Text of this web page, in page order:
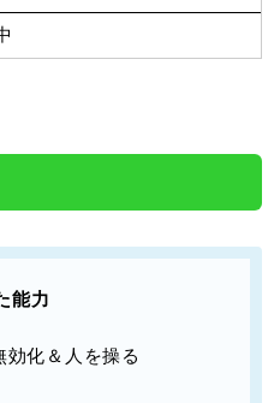
能力
効化＆人を操る